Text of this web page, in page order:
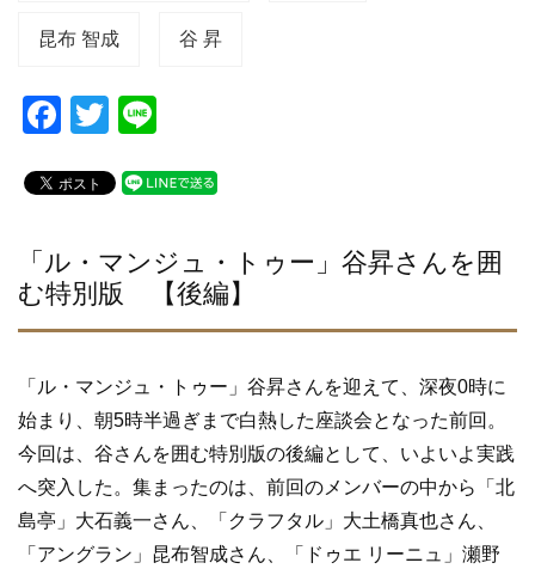
昆布 智成 谷 昇
F
c
b
o
o
k
T
tt
e
「ル・マンジュ・トゥー」谷昇さんを囲
む特別版 【後編】
「ル・マンジュ・トゥー」谷昇さんを迎えて、深夜0時に
始まり、朝5時半過ぎまで白熱した座談会となった前回。
今回は、谷さんを囲む特別版の後編として、いよいよ実践
へ突入した。集まったのは、前回のメンバーの中から「北
島亭」大石義一さん、「クラフタル」大土橋真也さん、
「アングラン」昆布智成さん、「ドゥエ リーニュ」瀬野